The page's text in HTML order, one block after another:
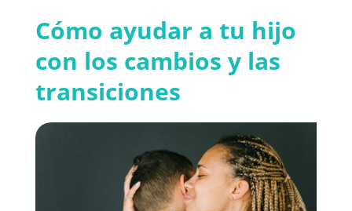
Cómo ayudar a tu hijo
con los cambios y las
transiciones